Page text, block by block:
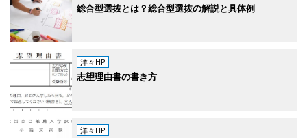
総合型選抜とは？総合型選抜の解説と具体例
洋々HP
志望理由書の書き方
洋々HP